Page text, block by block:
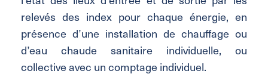
relevés des index pour chaque énergie, en
présence d’une installation de chauffage ou
d’eau chaude sanitaire individuelle, ou
collective avec un comptage individuel.